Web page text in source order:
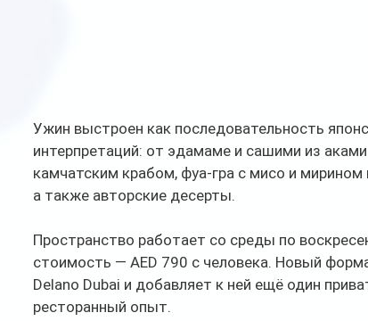
Ужин выстроен как последовательность
интерпретаций: от эдамаме и сашими из
камчатским крабом, фуа-гра с мисо и
а также авторские десерты.
Пространство работает со среды по
стоимость — AED 790 с человека. Новый
Delano Dubai и добавляет к ней ещё один
ресторанный опыт.